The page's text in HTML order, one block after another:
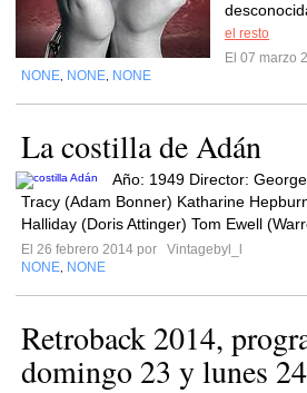
el resto
El 07 marzo
NONE NONE NONE
La costilla de Adán
Año: 1949 Director:
Tracy (Adam Bonner) Katharine
Halliday (Doris Attinger) Tom Ewell
El 26 febrero 2014 por
Vintagebyl_l
NONE NONE
Retroback 2014,
domingo 23 y lunes 24